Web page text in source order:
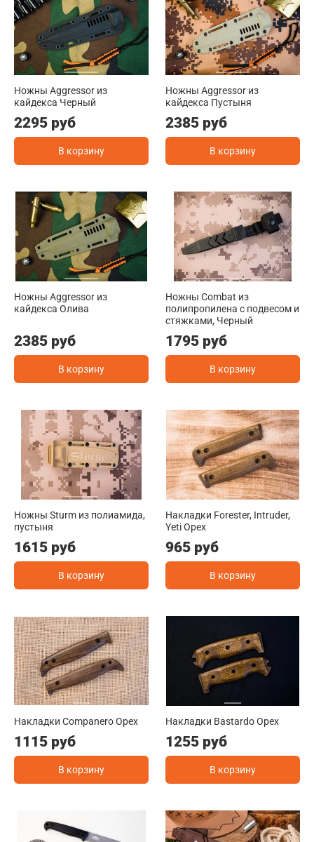
Ножны Aggressor из
кайдекса Черный
2295 руб
В корзину
Ножны Aggressor из
кайдекса Пустыня
2385 руб
В корзину
Ножны Aggressor из
кайдекса Олива
2385 руб
В корзину
Ножны Combat из
полипропилена с подвесом и
стяжками, Черный
1795 руб
В корзину
Ножны Sturm из полиамида,
пустыня
1615 руб
В корзину
Накладки Forester, Intruder,
Yeti Орех
965 руб
В корзину
Накладки Companero Орех
1115 руб
В корзину
Накладки Bastardo Орех
1255 руб
В корзину